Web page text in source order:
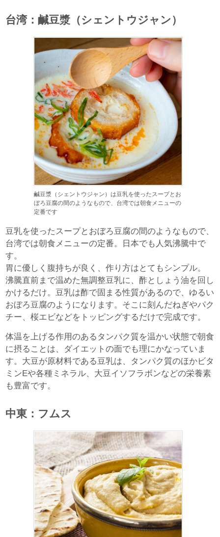
台湾：鹹豆漿（シェントウジャン）
鹹豆漿（シェントウジャン）は豆乳を使ったスープとお
ぼろ豆腐の間のようなもので、台湾では朝食メニューの
定番です
豆乳を使ったスープとおぼろ豆腐の間のようなもので、
台湾では朝食メニューの定番。日本でも人気沸騰中で
す。
胃に優しく腹持ちが良く、作り方はとてもシンプル。
沸騰直前まで温めた無調整豆乳に、酢としょう油を回し
かけるだけ。豆乳は酢で固まる性質があるので、ゆるい
おぼろ豆腐のようになります。そこに刻んだねぎやパク
チー、桜エビなどをトッピングするだけで完成です。
体温を上げる作用のあるタンパク質を温かい状態で朝食
に摂ることは、ダイエットの面でも理にかなっていま
す。大豆が原材料である豆乳は、タンパク質のほかビタ
ミンEや各種ミネラル、大豆イソフラボンなどの栄養素
も豊富です。
中東：フムス